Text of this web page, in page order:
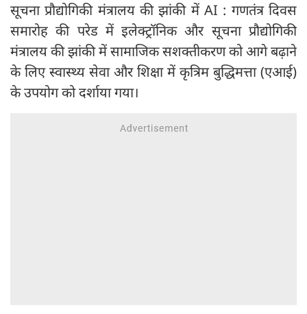
सूचना प्रौद्योगिकी मंत्रालय की झांकी में AI : गणतंत्र दिवस
समारोह की परेड में इलेक्ट्रॉनिक और सूचना प्रौद्योगिकी
मंत्रालय की झांकी में सामाजिक सशक्तीकरण को आगे बढ़ाने
के लिए स्वास्थ्य सेवा और शिक्षा में कृत्रिम बुद्धिमत्ता (एआई)
के उपयोग को दर्शाया गया।